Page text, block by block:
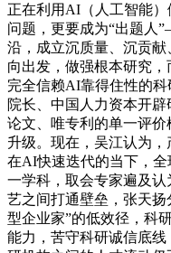
正在利用AI（人工智能
问题，更要成为“出题人
沿，成立沉质量、沉贡
向出发，做强根本研究
完全信赖AI靠得住性的
院长、中国人力资本开
论文、唯专利的单一评
升级。现在，吴江认为
在AI快速迭代的当下，
一学科，取会专家遍及
艺之间打通壁垒，张天
型企业家”的低效径，科
能力，苦守科研诚信底